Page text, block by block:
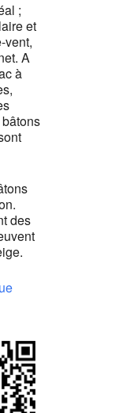
;
et
vent,
A
à
des